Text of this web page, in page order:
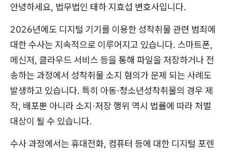
안녕하세요, 법무법인 태하 지효섭 변호사입니다.
2026년에도 디지털 기기를 이용한 성착취물 관련 범죄에
대한 수사는 지속적으로 이루어지고 있습니다. 스마트폰,
메신저, 클라우드 서비스 등을 통해 파일을 저장하거나 전
송하는 과정에서 성착취물 소지 혐의가 문제 되는 사례도
발생하고 있습니다. 특히 아동·청소년성착취물의 경우 제
작, 배포뿐 아니라 소지·저장 행위 역시 법률에 따라 처벌
대상이 될 수 있습니다.
수사 과정에서는 휴대전화, 컴퓨터 등에 대한 디지털 포렌